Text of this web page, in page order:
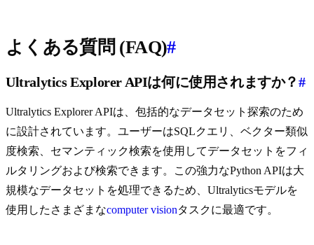
よくある質問 (FAQ)#
Ultralytics Explorer APIは何に使用されますか？#
Ultralytics Explorer APIは、包括的なデータセット探索のため
に設計されています。ユーザーはSQLクエリ、ベクター類似
度検索、セマンティック検索を使用してデータセットをフィ
ルタリングおよび検索できます。この強力なPython APIは大
規模なデータセットを処理できるため、Ultralyticsモデルを
使用したさまざまなcomputer visionタスクに最適です。